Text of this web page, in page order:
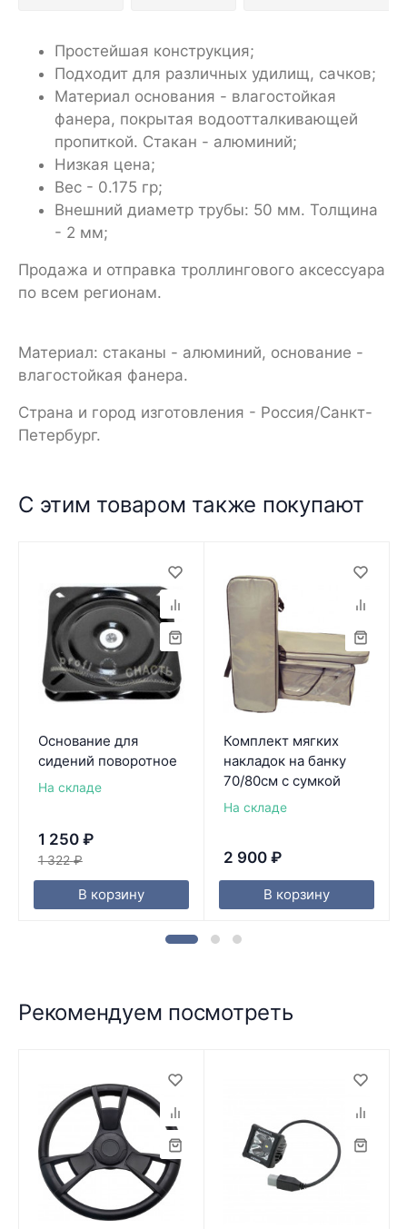
Простейшая конструкция;
Подходит для различных удилищ, сачков;
Материал основания - влагостойкая
фанера, покрытая водоотталкивающей
пропиткой. Стакан - алюминий;
Низкая цена;
Вес - 0.175 гр;
Внешний диаметр трубы: 50 мм. Толщина
- 2 мм;
Продажа и отправка троллингового аксессуара
по всем регионам.
Материал: стаканы - алюминий, основание -
влагостойкая фанера.
Страна и город изготовления - Россия/Санкт-
Петербург.
С этим товаром также покупают
Основание для
сидений поворотное
На складе
1 250 ₽
1 322 ₽
В корзину
Комплект мягких
накладок на банку
70/80см с сумкой
На складе
2 900 ₽
В корзину
Рекомендуем посмотреть